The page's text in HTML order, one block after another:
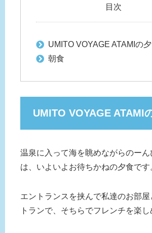
目次
UMITO VOYAGE ATAMIの
朝食
UMITO VOYAGE ATAMI
温泉に入って海を眺めながらのー
は、いよいよお待ちかねの夕食です
エントランスを挟んで私達のお部
トランで、そちらでフレンチを楽し